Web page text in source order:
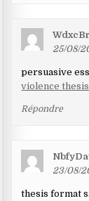
25/08/
persuasive
violence
Répondre
23/08/
thesis format